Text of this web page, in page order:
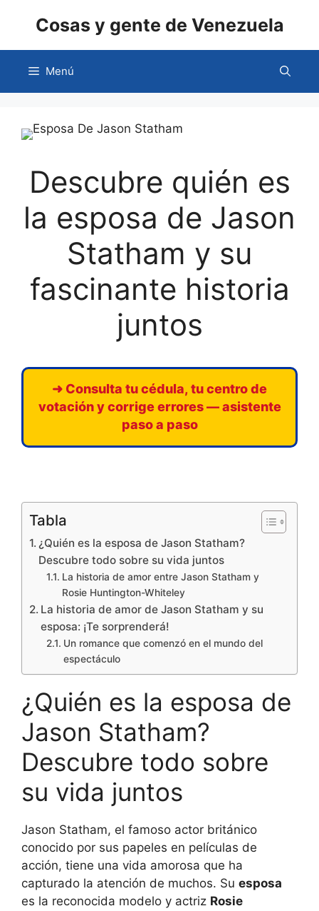
Cosas y gente de Venezuela
Menú
Descubre quién es
la esposa de Jason
Statham y su
fascinante historia
juntos
➜ Consulta tu cédula, tu centro de
votación y corrige errores — asistente
paso a paso
Tabla
¿Quién es la esposa de Jason Statham?
Descubre todo sobre su vida juntos
La historia de amor entre Jason Statham y
Rosie Huntington-Whiteley
La historia de amor de Jason Statham y su
esposa: ¡Te sorprenderá!
Un romance que comenzó en el mundo del
espectáculo
¿Quién es la esposa de
Jason Statham?
Descubre todo sobre
su vida juntos
Jason Statham, el famoso actor británico
conocido por sus papeles en películas de
acción, tiene una vida amorosa que ha
capturado la atención de muchos. Su esposa
es la reconocida modelo y actriz Rosie